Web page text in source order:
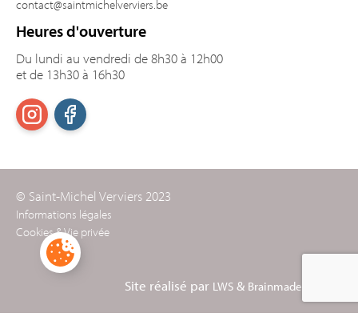
contact@saintmichelverviers.be
Heures d'ouverture
Du lundi au vendredi de 8h30 à 12h00
et de 13h30 à 16h30
© Saint-Michel Verviers 2023
Informations légales
Cookies & Vie privée
Site réalisé par LWS & Brainmade Agency